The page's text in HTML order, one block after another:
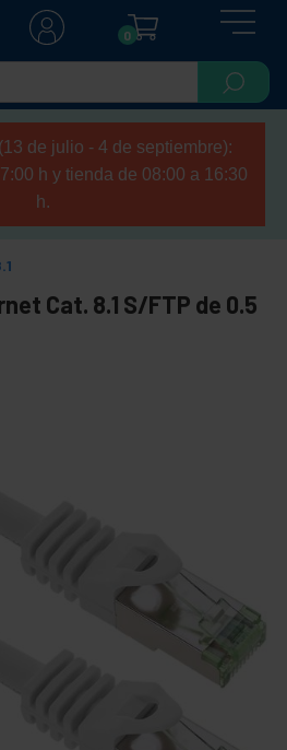
0
de julio - 4 de septiembre):
h y tienda de 08:00 a 16:30
h.
Cat. 8.1 S/FTP de 0.5